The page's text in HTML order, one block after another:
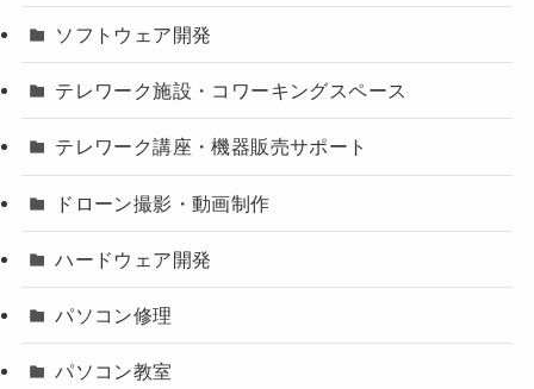
ソフトウェア開発
テレワーク施設・コワーキングスペース
テレワーク講座・機器販売サポート
ドローン撮影・動画制作
ハードウェア開発
パソコン修理
パソコン教室